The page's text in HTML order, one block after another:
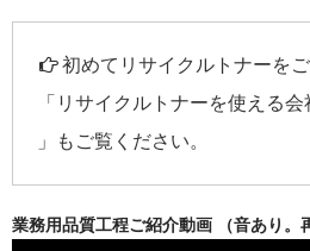
初めてリサイクルトナーを
「 リサイクルトナーを使える
」もご覧ください。
業務用品質工程ご紹介動画 （音あり。